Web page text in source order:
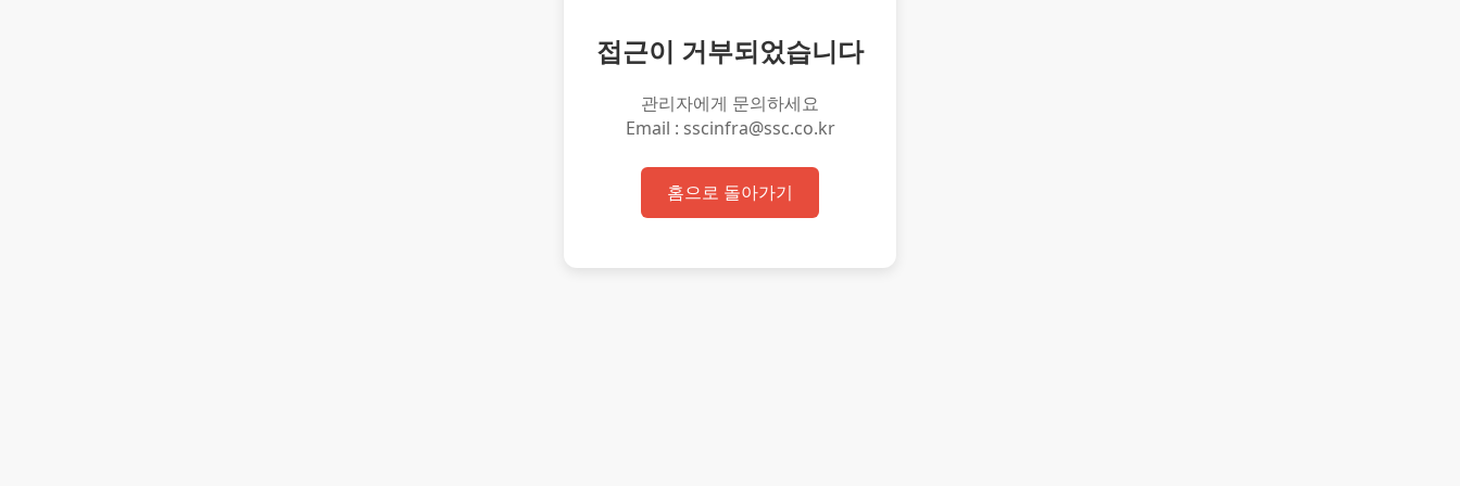
접근이 거부되었습니다
관리자에게 문의하세요
Email : sscinfra@ssc.co.kr
홈으로 돌아가기